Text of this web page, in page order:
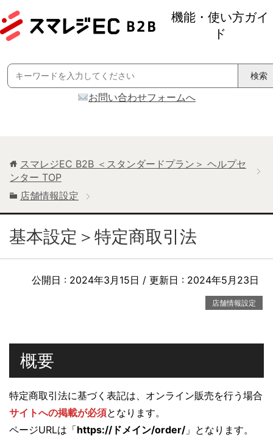
機能・使い方ガイ
ド
Search
for:
お問い合わせフォームへ
スマレジEC B2B ＜スタンダードプラン＞ ヘルプセ
ンター TOP
店舗情報設定
基本設定＞特定商取引法
公開日 : 2024年3月15日 / 更新日 : 2024年5月23日
店舗情報設定
概要
特定商取引法に基づく表記は、オンライン販売を行う場合
サイトへの掲載が必須となります。
ページURLは「https://ドメイン/order/ 」となります。